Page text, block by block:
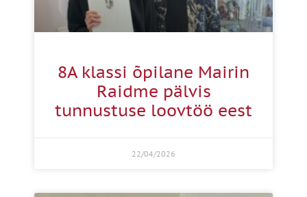
8A klassi õpilane Mairin
Raidme pälvis
tunnustuse loovtöö eest
22/04/2026